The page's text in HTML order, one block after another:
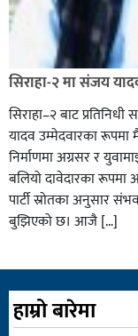
सिराहा-२ मा संजय
सिराहा–२ बाट
यादव उम्मेदवारका रूपमा
निर्माणमा अग्रसर र
बलियो दावेदारका
पार्टी स्रोतका अनुसार
बुझिएको छ। आजै […]
हाम्रो बारेमा